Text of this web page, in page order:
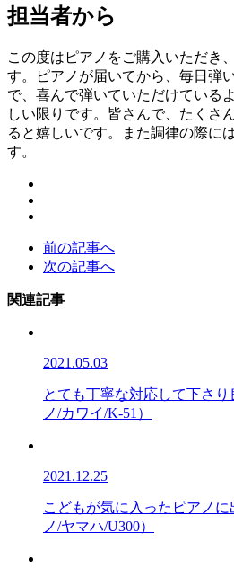
担当者から
この度はピアノをご購入いただき
す。ピアノが届いてから、毎日弾
で、喜んで弾いていただけている
しい限りです。皆さんで、たくさ
ると嬉しいです。また調律の際に
す。
前の記事へ
次の記事へ
関連記事
2021.05.03
とても丁寧な対応して下さ
ノ/カワイ/K-51）
2021.12.25
こどもが気に入ったピアノ
ノ/ヤマハ/U300）